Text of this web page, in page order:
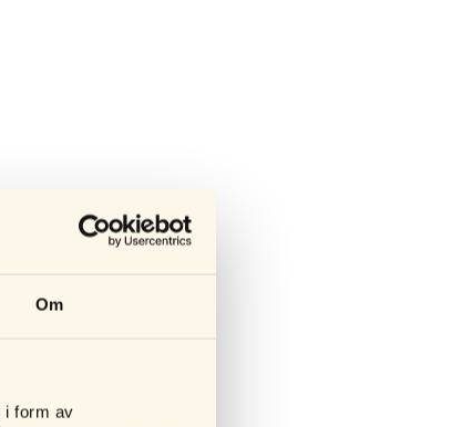
Om
i form av